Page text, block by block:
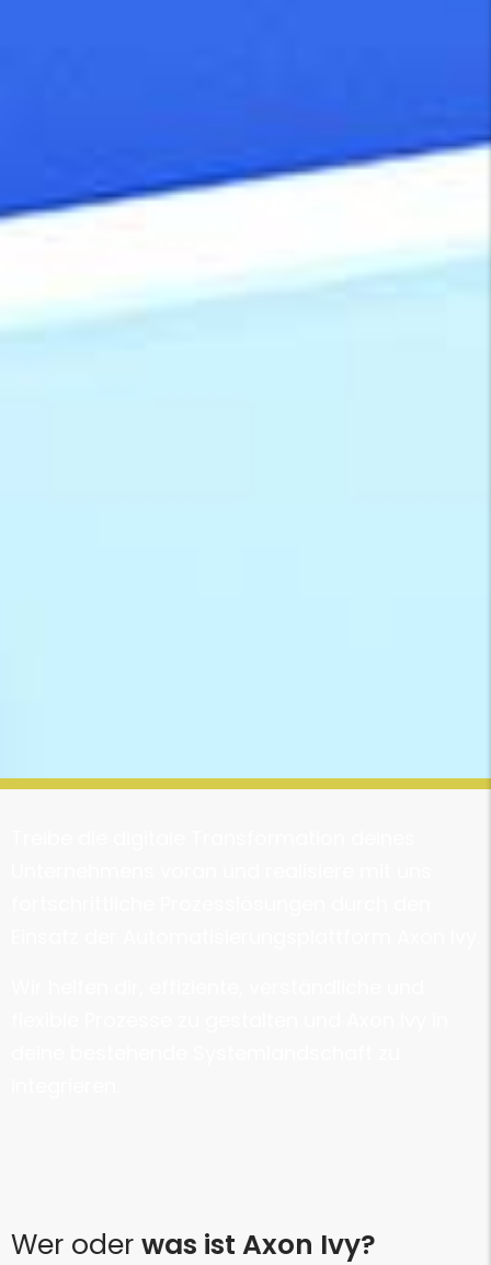
Wer oder was ist Axon Ivy?